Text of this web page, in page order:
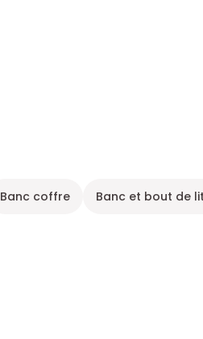
Banc coffre Banc et bout de